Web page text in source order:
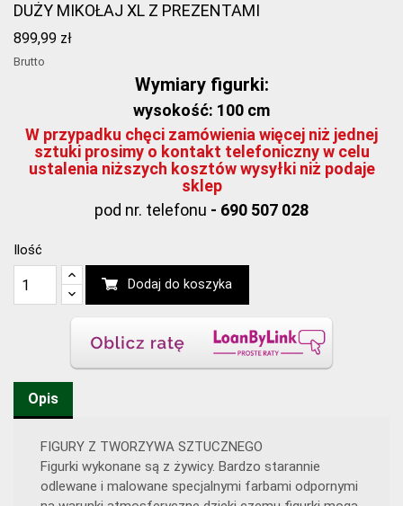
DUŻY MIKOŁAJ XL Z PREZENTAMI
899,99 zł
Brutto
Wymiary figurki:
wysokość: 100 cm
W przypadku chęci zamówienia więcej niż jednej
sztuki prosimy o kontakt telefoniczny w celu
ustalenia niższych kosztów wysyłki niż podaje
sklep
pod nr. telefonu - 690 507 028
Ilość
Dodaj do koszyka
Opis
FIGURY Z TWORZYWA SZTUCZNEGO
Figurki wykonane są z żywicy. Bardzo starannie
odlewane i malowane specjalnymi farbami odpornymi